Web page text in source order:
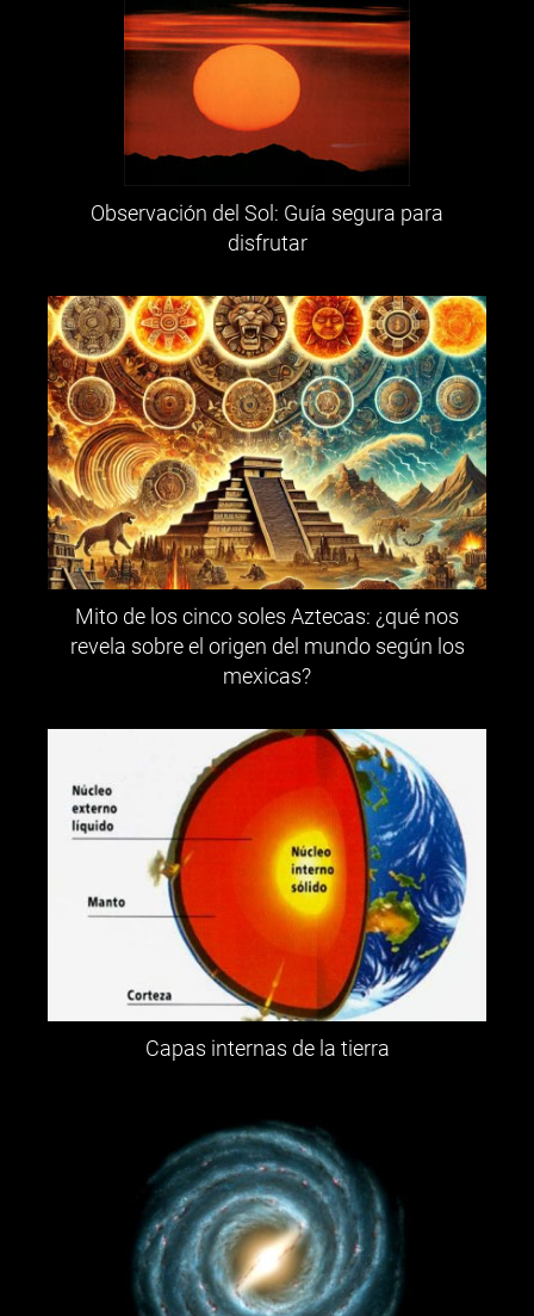
Observación del Sol: Guía segura para
disfrutar
Mito de los cinco soles Aztecas: ¿qué nos
revela sobre el origen del mundo según los
mexicas?
Capas internas de la tierra